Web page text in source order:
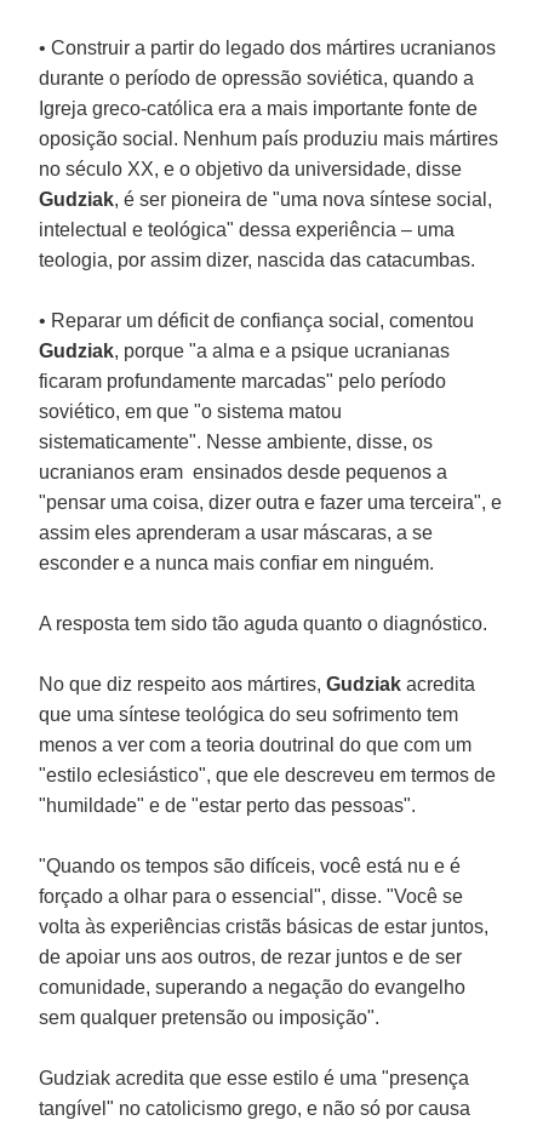
• Construir a partir do legado dos mártires ucranianos
durante o período de opressão soviética, quando a
Igreja greco-católica era a mais importante fonte de
oposição social. Nenhum país produziu mais mártires
no século XX, e o objetivo da universidade, disse
Gudziak, é ser pioneira de "uma nova síntese social,
intelectual e teológica" dessa experiência – uma
teologia, por assim dizer, nascida das catacumbas.
• Reparar um déficit de confiança social, comentou
Gudziak, porque "a alma e a psique ucranianas
ficaram profundamente marcadas" pelo período
soviético, em que "o sistema matou
sistematicamente". Nesse ambiente, disse, os
ucranianos eram ensinados desde pequenos a
"pensar uma coisa, dizer outra e fazer uma terceira", e
assim eles aprenderam a usar máscaras, a se
esconder e a nunca mais confiar em ninguém.
A resposta tem sido tão aguda quanto o diagnóstico.
No que diz respeito aos mártires,Gudziakacredita
que uma síntese teológica do seu sofrimento tem
menos a ver com a teoria doutrinal do que com um
"estilo eclesiástico", que ele descreveu em termos de
"humildade" e de "estar perto das pessoas".
"Quando os tempos são difíceis, você está nu e é
forçado a olhar para o essencial", disse. "Você se
volta às experiências cristãs básicas de estar juntos,
de apoiar uns aos outros, de rezar juntos e de ser
comunidade, superando a negação do evangelho
sem qualquer pretensão ou imposição".
Gudziak acredita que esse estilo é uma "presença
tangível" no catolicismo grego, e não só por causa